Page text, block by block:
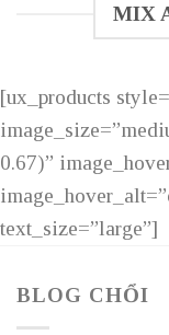
MIX
[ux_products
0.67)”
text_size=”large”]
BLOG CHỔI